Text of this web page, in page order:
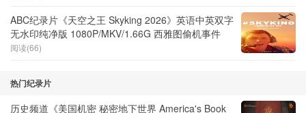
ABC纪录片《天空之王 Skyking 2026》英语中英双字
无水印纯净版 1080P/MKV/1.66G 西雅图偷机事件
阅读(66)
热门纪录片
历史频道《美国机密 秘密地下世界 America's Book